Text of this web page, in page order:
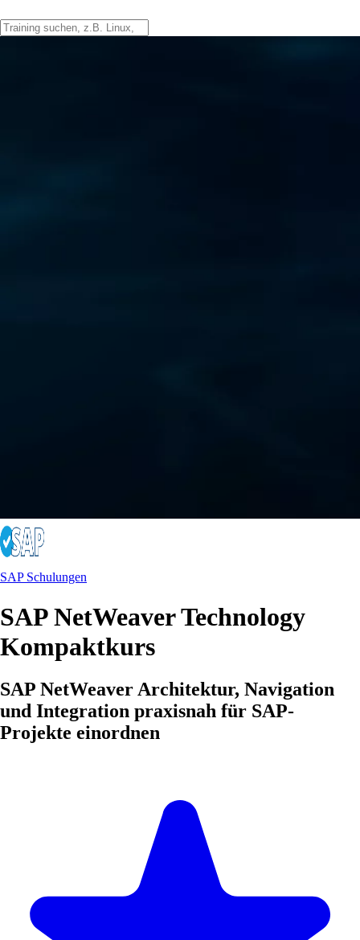
SAP Schulungen
SAP NetWeaver Technology
Kompaktkurs
SAP NetWeaver Architektur, Navigation
und Integration praxisnah für SAP-
Projekte einordnen